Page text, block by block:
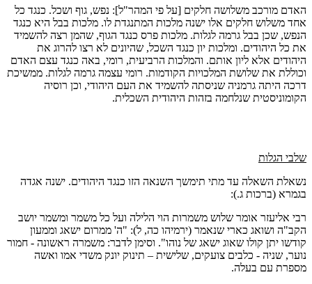
האדם מורכב משלושה חלקים [על פי המהר"ל]: נפש, גוף ושכל. כנגד כל
אחד משלוש חלקים אלו ישנה מלכות המתנגדת לו. מלכות בבל היא כנגד
הנפש, שכן בבל גרמה לגלות. מלכות פרס כנגד הגוף, שהמן רצה להשמיד
את כל היהודים. ומלכות יון כנגד השכל, שהיונים לא רצו להרוג את
היהודים אלא ליון אותם. והמלכות הרביעית, רומי, באה כנגד עצם האדם
וכוללת את שלושת המלכויות הקודמות. רומי עצמה גרמה לגלות. ממשיכת
דרכה היתה גרמניה שניסתה להשמיד את העם היהודי, וכן רוסיה
הקומוניסטית שנלחמה בזהות היהודית השכלית.
שלבי הגלות
נשאלת השאלה עד מתי תימשך השנאה הזו כנגד היהודים. ישנה אגדה
בגמרא (ברכות ג.):
רבי אליעזר אומר שלוש משמרות הוי הלילה ועל כל משמר ומשמר יושב
הקב"ה ושואג כארי שנאמר (ירמיהו כה, ל): "ה' ממרום ישאג וממעון
קודשו יתן קולו שאוג ישאג של נוהו". וסימן לדבר: משמרה ראשונה - חמור
נוער, שניה - כלבים צועקים, שלישית – תינוק יונק משדי אמו ואשה
מספרת עם בעלה.